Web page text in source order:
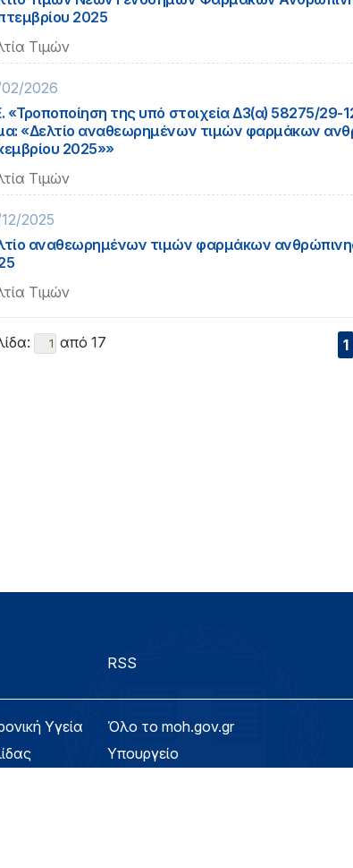
2025
Τιμών
2026
«Τροποποίηση της υπό στοιχεία Δ3(α) 58275/
«Δελτίο αναθεωρημένων τιμών φαρμάκων
2025»»
Τιμών
2025
αναθεωρημένων τιμών φαρμάκων
Τιμών
από 17 1
Υγεία
RSS
Όλο το moh.gov.gr
Υπουργείο